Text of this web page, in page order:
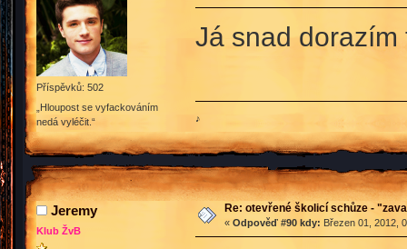
Příspěvků: 502
„Hloupost se vyfackováním
nedá vyléčit.“
Já snad
♪
Jeremy
Klub ŽvB
Re: otevřené školicí schůze -
« Odpověď #90 kdy: Březen 01, 2012,